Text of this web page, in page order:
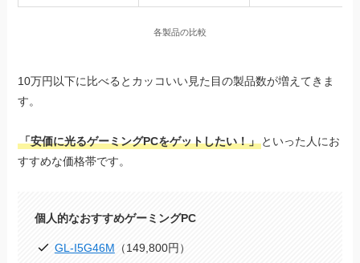
各製品の比較
10万円以下に比べるとカッコいい見た目の製品数が増えてきま
す。
「安価に光るゲーミングPCをゲットしたい！」 といった人にお
すすめな価格帯です。
個人的なおすすめゲーミングPC
GL-I5G46M （149,800円）